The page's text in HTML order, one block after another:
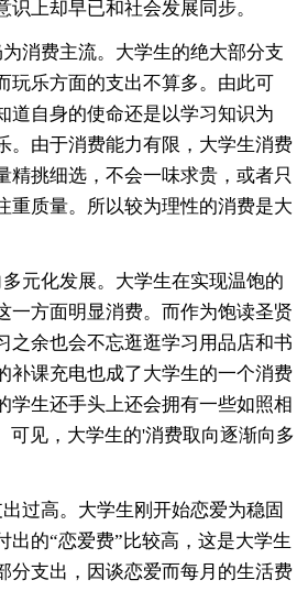
上却早已和社会发展同步。
费主流。大学生的绝大部分支
玩乐方面的支出不算多。由此可
道自身的使命还是以学习知识为
。由于消费能力有限，大学生消费
精挑细选，不会一味求贵，或者只
重质量。所以较为理性的消费是大
化发展。大学生在实现温饱的
一方面明显消费。而作为饱读圣贤
之余也会不忘逛逛学习用品店和书
补课充电也成了大学生的一个消费
学生还手头上还会拥有一些如照相
可见，大学生的'消费取向逐渐向多
高。大学生刚开始恋爱为稳固
出的“恋爱费”比较高，这是大学生
分支出，因谈恋爱而每月的生活费